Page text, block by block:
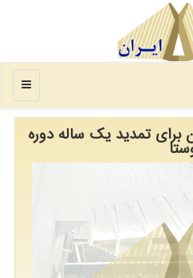
منو
برای تمدید یک ساله دوره